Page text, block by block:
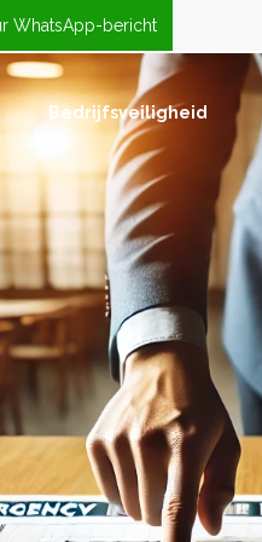
WhatsApp-bericht
Bedrijfsveiligheid